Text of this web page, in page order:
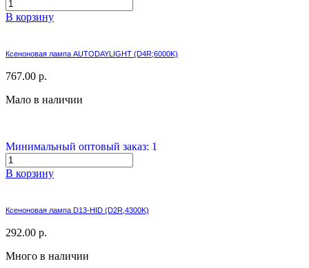
В корзину
Ксеноновая лампа AUTODAYLIGHT (D4R;6000K)
767.00 р.
Мало в наличии
Минимальный оптовый заказ: 1
В корзину
Ксеноновая лампа D13-HID (D2R,4300K)
292.00 р.
Много в наличии